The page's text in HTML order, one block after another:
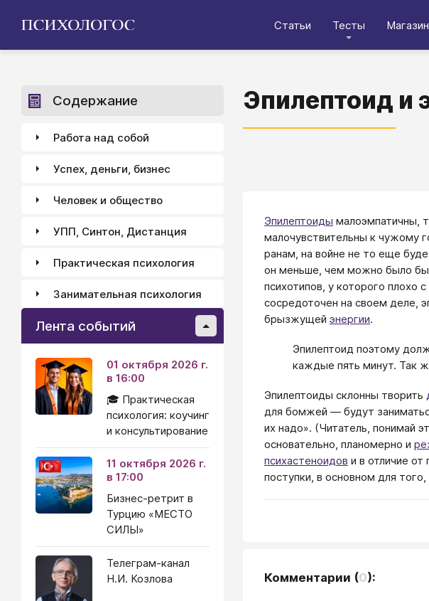
Статьи Тесты Магазин
Эпилептоид и
Эпилептоиды малоэмпатичны,
малочувствительны к чужому
ранам, на войне не то еще
он меньше, чем можно было бы,
психотипов, у которого плохо с
сосредоточен на своем деле,
брызжущей энергии.
Эпилептоид поэтому
каждые пять минут. Так
Эпилептоиды склонны творить
для бомжей — будут
их надо». (Читатель, понимай
основательно, планомерно и
психастеноидов и в отличие
поступки, в основном для
Комментарии (0):
Содержание
Работа над собой
Успех, деньги, бизнес
Человек и общество
УПП, Синтон, Дистанция
Практическая психология
Занимательная психология
Лента событий
01 октября 2026 г.
в 16:00
🎓 Практическая
психология: коучинг
и консультирование
11 октября 2026 г.
в 17:00
Бизнес-ретрит в
Турцию «МЕСТО
СИЛЫ»
Телеграм-канал
Н.И. Козлова